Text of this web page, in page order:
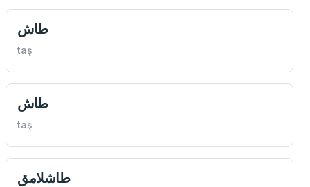
طاش
taş
طاش
taş
طاشلامق